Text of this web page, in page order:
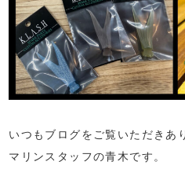
いつもブログをご覧いただきあ
マリンスタッフの青木です。